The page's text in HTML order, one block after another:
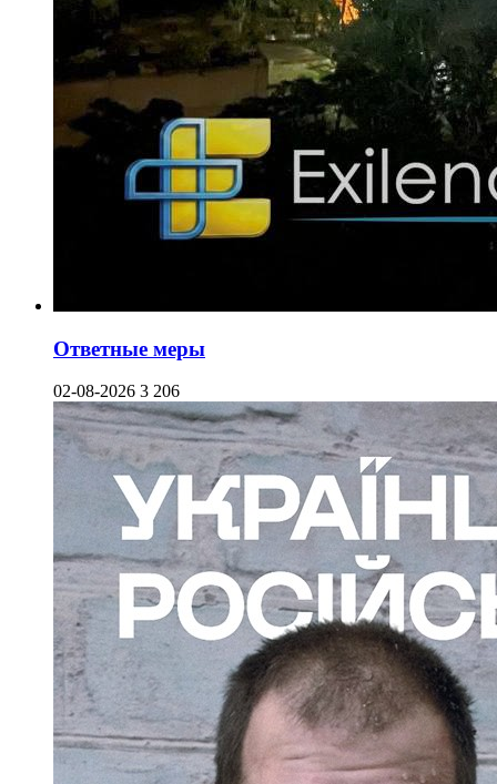
Ответные меры
02-08-2026 3 206